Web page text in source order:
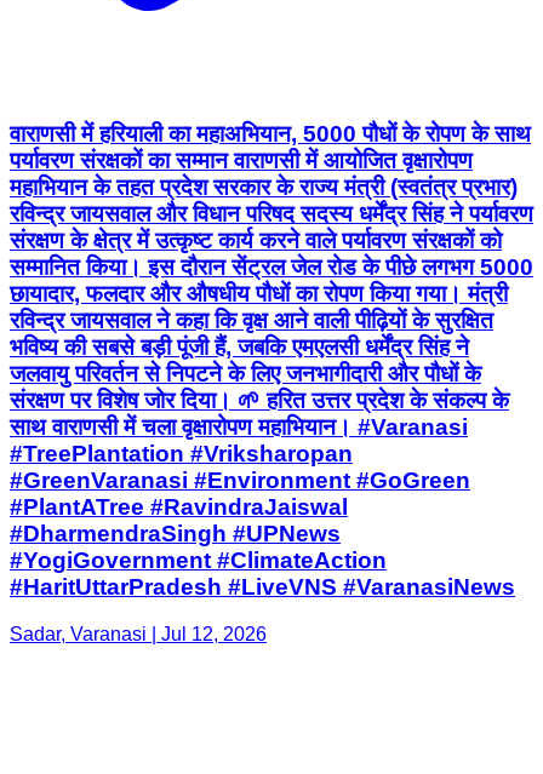
वाराणसी में हरियाली का महाअभियान, 5000 पौधों के रोपण के साथ
पर्यावरण संरक्षकों का सम्मान वाराणसी में आयोजित वृक्षारोपण
महाभियान के तहत प्रदेश सरकार के राज्य मंत्री (स्वतंत्र प्रभार)
रविन्द्र जायसवाल और विधान परिषद सदस्य धर्मेंद्र सिंह ने पर्यावरण
संरक्षण के क्षेत्र में उत्कृष्ट कार्य करने वाले पर्यावरण संरक्षकों को
सम्मानित किया। इस दौरान सेंट्रल जेल रोड के पीछे लगभग 5000
छायादार, फलदार और औषधीय पौधों का रोपण किया गया। मंत्री
रविन्द्र जायसवाल ने कहा कि वृक्ष आने वाली पीढ़ियों के सुरक्षित
भविष्य की सबसे बड़ी पूंजी हैं, जबकि एमएलसी धर्मेंद्र सिंह ने
जलवायु परिवर्तन से निपटने के लिए जनभागीदारी और पौधों के
संरक्षण पर विशेष जोर दिया। 🌱 हरित उत्तर प्रदेश के संकल्प के
साथ वाराणसी में चला वृक्षारोपण महाभियान। #Varanasi
#TreePlantation #Vriksharopan
#GreenVaranasi #Environment #GoGreen
#PlantATree #RavindraJaiswal
#DharmendraSingh #UPNews
#YogiGovernment #ClimateAction
#HaritUttarPradesh #LiveVNS #VaranasiNews
Sadar, Varanasi | Jul 12, 2026